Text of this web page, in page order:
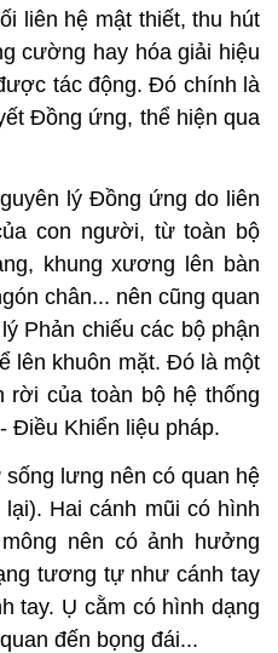
liên hệ mật thiết, thu hút
cường hay hóa giải hiệu
tác động. Đó chính là
Đồng ứng, thể hiện qua
lý Đồng ứng do liên
con người, từ toàn bộ
khung xương lên bàn
chân... nên cũng quan
Phản chiếu các bộ phận
lên khuôn mặt. Đó là một
rời của toàn bộ hệ thống
Điều Khiển liệu pháp.
lưng nên có quan hệ
Hai cánh mũi có hình
nên có ảnh hưởng
tương tự như cánh tay
tay. Ụ cằm có hình dạng
đến bọng đái...